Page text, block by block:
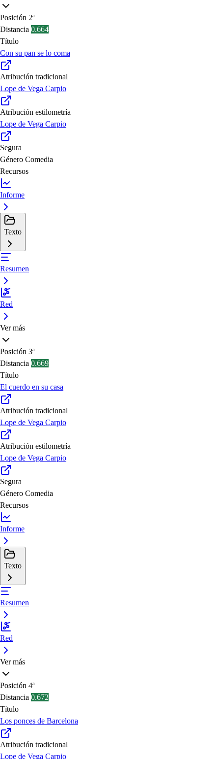
Posición 2ª
Distancia 0.664
Título
Con su pan se lo coma
Atribución tradicional
Lope de Vega Carpio
Atribución estilometría
Lope de Vega Carpio
Segura
Género Comedia
Recursos
Informe
Texto
Resumen
Red
Ver más
Posición 3ª
Distancia 0.669
Título
El cuerdo en su casa
Atribución tradicional
Lope de Vega Carpio
Atribución estilometría
Lope de Vega Carpio
Segura
Género Comedia
Recursos
Informe
Texto
Resumen
Red
Ver más
Posición 4ª
Distancia 0.672
Título
Los ponces de Barcelona
Atribución tradicional
Lope de Vega Carpio